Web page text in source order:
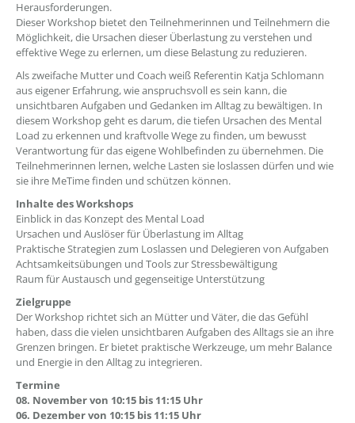
Herausforderungen.
Dieser Workshop bietet den Teilnehmerinnen und Teilnehmern die
Möglichkeit, die Ursachen dieser Überlastung zu verstehen und
effektive Wege zu erlernen, um diese Belastung zu reduzieren.
Als zweifache Mutter und Coach weiß Referentin Katja Schlomann
aus eigener Erfahrung, wie anspruchsvoll es sein kann, die
unsichtbaren Aufgaben und Gedanken im Alltag zu bewältigen. In
diesem Workshop geht es darum, die tiefen Ursachen des Mental
Load zu erkennen und kraftvolle Wege zu finden, um bewusst
Verantwortung für das eigene Wohlbefinden zu übernehmen. Die
Teilnehmerinnen lernen, welche Lasten sie loslassen dürfen und wie
sie ihre MeTime finden und schützen können.
Inhalte des Workshops
Einblick in das Konzept des Mental Load
Ursachen und Auslöser für Überlastung im Alltag
Praktische Strategien zum Loslassen und Delegieren von Aufgaben
Achtsamkeitsübungen und Tools zur Stressbewältigung
Raum für Austausch und gegenseitige Unterstützung
Zielgruppe
Der Workshop richtet sich an Mütter und Väter, die das Gefühl
haben, dass die vielen unsichtbaren Aufgaben des Alltags sie an ihre
Grenzen bringen. Er bietet praktische Werkzeuge, um mehr Balance
und Energie in den Alltag zu integrieren.
Termine
08. November von 10:15 bis 11:15 Uhr
06. Dezember von 10:15 bis 11:15 Uhr